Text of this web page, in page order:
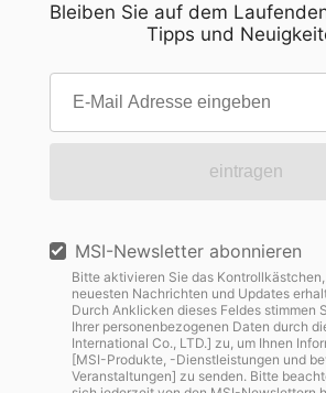
Bleiben Sie auf dem
Tipps und
eintragen
MSI-Newsletter abonnieren
Bitte aktivieren Sie das
neuesten Nachrichten und Updates
Durch Anklicken dieses Feldes stimmen
Ihrer personenbezogenen Daten durch
International Co., LTD.] zu, um Ihnen
[MSI-Produkte, -Dienstleistungen und
Veranstaltungen] zu senden. Bitte